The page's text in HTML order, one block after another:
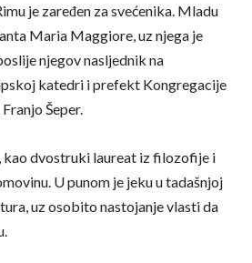
je zaređen za svećenika. Mladu
Maria Maggiore, uz njega je
njegov nasljednik na
katedri i prefekt Kongregacije
Šeper.
kao dvostruki laureat iz filozofije i
U punom je jeku u tadašnjoj
uz osobito nastojanje vlasti da